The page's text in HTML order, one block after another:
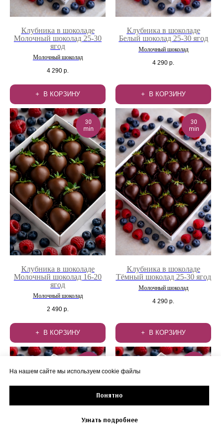
Клубника в шоколаде
Молочный шоколад 25-30
ягод
Молочный шоколад
4 290 р.
В КОРЗИНУ
Клубника в шоколаде
Белый шоколад 25-30 ягод
Молочный шоколад
4 290 р.
В КОРЗИНУ
30
min
Клубника в шоколаде
Молочный шоколад 16-20
ягод
Молочный шоколад
2 490 р.
В КОРЗИНУ
30
min
Клубника в шоколаде
Тёмный шоколад 25-30 ягод
Молочный шоколад
4 290 р.
В КОРЗИНУ
На нашем сайте мы используем cookie файлы
Понятно
Узнать подробнее